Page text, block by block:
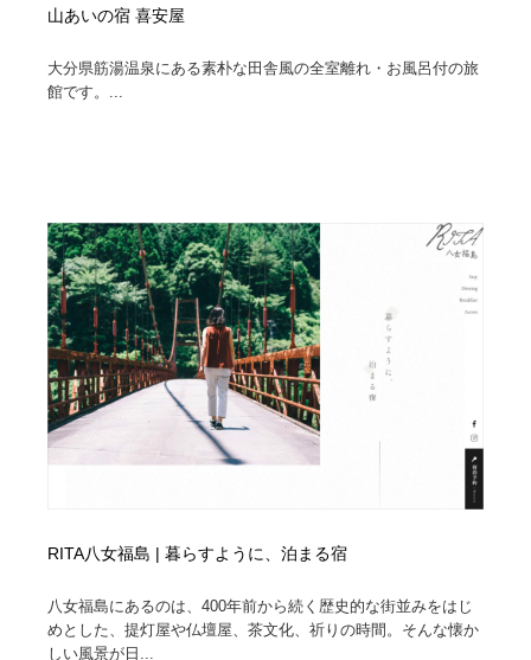
山あいの宿 喜安屋
大分県筋湯温泉にある素朴な田舎風の全室離れ・お風呂付の旅
館です。...
RITA八女福島 | 暮らすように、泊まる宿
八女福島にあるのは、400年前から続く歴史的な街並みをはじ
めとした、提灯屋や仏壇屋、茶文化、祈りの時間。そんな懐か
しい風景が日...